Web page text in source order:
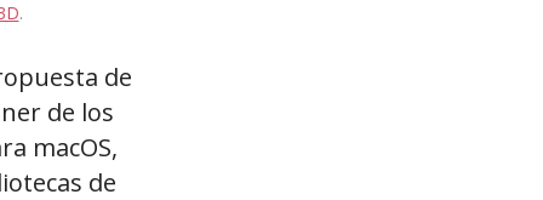
.
de
de los
macOS,
de